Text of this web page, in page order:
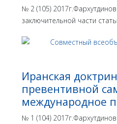
№ 2 (105)
заключительной части
Иранская
превентивной
международное
№ 1 (104)